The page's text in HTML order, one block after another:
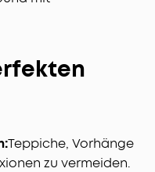
Teppiche, Vorhänge
zu vermeiden.